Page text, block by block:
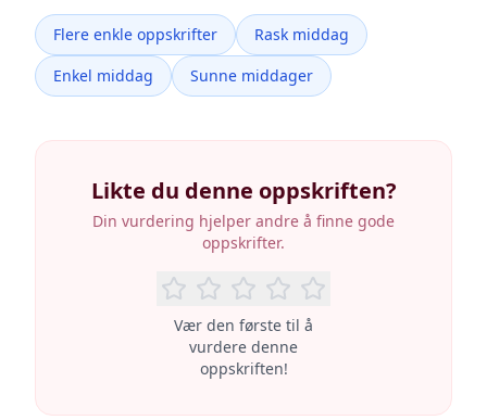
Flere enkle oppskrifter
Rask middag
Enkel middag
Sunne middager
Likte du denne oppskriften?
Din vurdering hjelper andre å finne gode
oppskrifter.
Vær den første til å
vurdere denne
oppskriften!